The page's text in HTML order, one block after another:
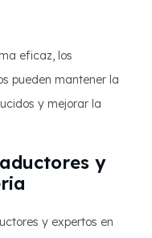
eficaz, los
pueden mantener la
y mejorar la
y
y expertos en